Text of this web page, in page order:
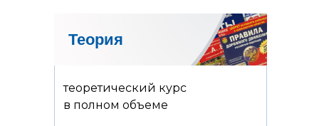
Теория
теоретический курс
в полном объеме